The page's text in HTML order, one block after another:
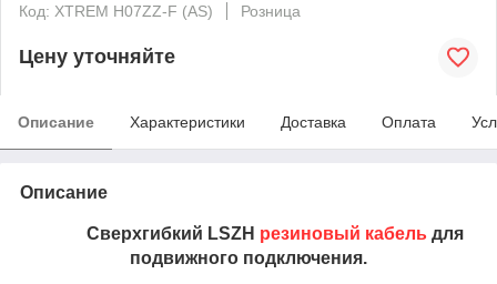
Код: XTREM H07ZZ-F (AS)
Розница
Цену уточняйте
Описание Характеристики Доставка Оплата
Описание
Сверхгибкий LSZH резиновый кабель для
подвижного подключения.